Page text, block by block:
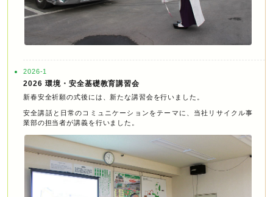
2026-1
2026 環境・安全基礎教育講習会
新春安全祈願の式後には、新たな講習会を行いました。
安全講話と日常のコミュニケーションをテーマに、当社リサイクル事
業部の担当者が講義を行いました。